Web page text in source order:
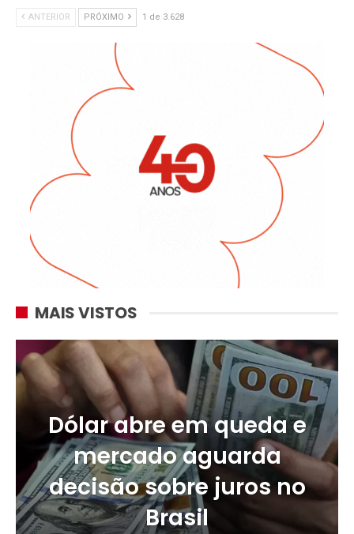
ANTERIOR PRÓXIMO 1 de 3.628
MAIS VISTOS
Dólar abre em queda e
mercado aguarda
decisão sobre juros no
Brasil